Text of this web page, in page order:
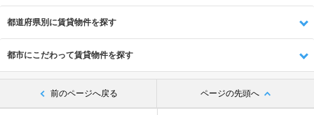
都道府県別に賃貸物件を探す
都市にこだわって賃貸物件を探す
前のページへ戻る ページの先頭へ